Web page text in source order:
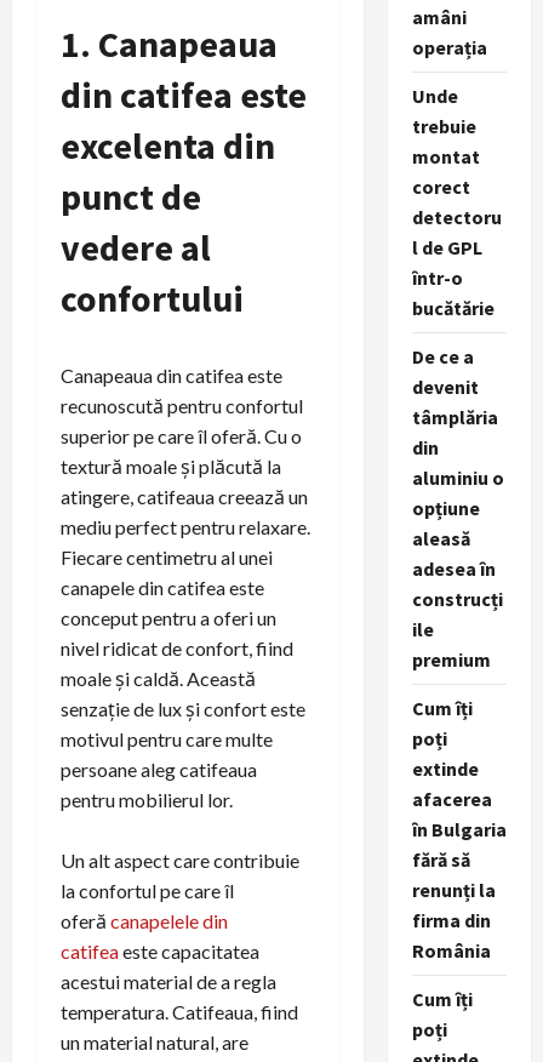
1. Canapeaua
din catifea este
excelenta din
punct de
vedere al
confortului
Canapeaua din catifea este
recunoscută pentru confortul
superior pe care îl oferă. Cu o
textură moale și plăcută la
atingere, catifeaua creează un
mediu perfect pentru relaxare.
Fiecare centimetru al unei
canapele din catifea este
conceput pentru a oferi un
nivel ridicat de confort, fiind
moale și caldă. Această
senzație de lux și confort este
motivul pentru care multe
persoane aleg catifeaua
pentru mobilierul lor.
Un alt aspect care contribuie
la confortul pe care îl
oferă canapelele din
catifeaeste capacitatea
acestui material de a regla
temperatura. Catifeaua, fiind
un material natural, are
amâni
operația
Unde
trebuie
montat
corect
detectoru
l de GPL
într-o
bucătărie
De ce a
devenit
tâmplăria
din
aluminiu o
opțiune
aleasă
adesea în
construcți
ile
premium
Cum îți
poți
extinde
afacerea
în Bulgaria
fără să
renunți la
firma din
România
Cum îți
poți